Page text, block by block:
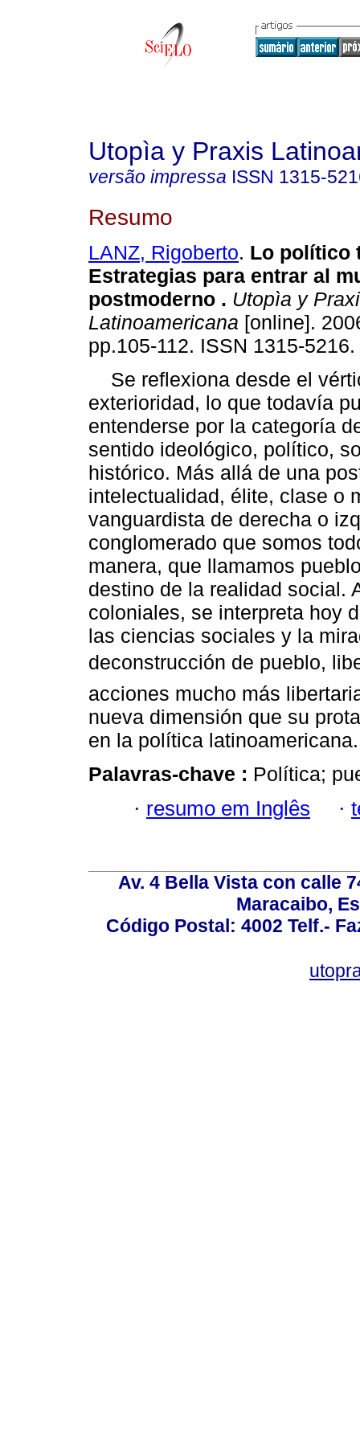
Utopìa y Praxis
versão impressa ISSN 1315-
Resumo
LANZ, Rigoberto. Lo político
Estrategias para entrar al
postmoderno . Utopìa y
Latinoamericana [online].
pp.105-112. ISSN 1315-5216.
Se reflexiona desde el
exterioridad, lo que todavía
entenderse por la categoría
sentido ideológico, político,
histórico. Más allá de una
intelectualidad, élite, clase o
vanguardista de derecha o
conglomerado que somos
manera, que llamamos
destino de la realidad social.
coloniales, se interpreta hoy
las ciencias sociales y la
deconstrucción de pueblo,
acciones mucho más
nueva dimensión que su
en la política latinoamericana.
Palavras-chave : Política;
· resumo em Inglês ·
Av. 4 Bella Vista con calle
Maracaibo,
Código Postal: 4002 Telf.-